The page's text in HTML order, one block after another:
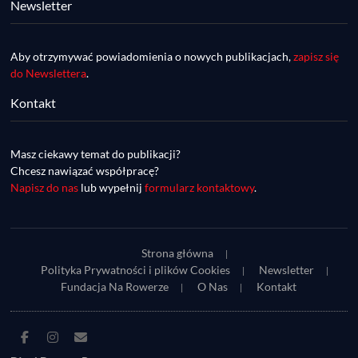
- zaprasza Mateusz Szafraniec. Dwie
samochwałki
DDR #73 [info] - UltraCup: nie będzie imprezy
Newsletter
Aby otrzymywać powiadomienia o nowych publikacjach,zapisz się
do Newslettera.
Kontakt
Masz ciekawy temat do publikacji?
Chcesz nawiązać współpracę?
Napisz do nas lub wypełnijformularz kontaktowy.
Strona główna
Polityka Prywatności i plików Cookies
Newsletter
Fundacja Na Rowerze
O Nas Kontakt
Facebook
Instagram
E-